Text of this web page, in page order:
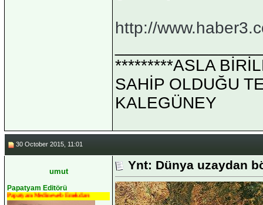
http://
*********ASLA
SAHİP OLDUĞU
KALEGÜNEY
30 October 2015, 11:01
umut
Papatyam Editörü
Papatyam Medineweb Emekdarı
Ynt: Dünya uzaydan